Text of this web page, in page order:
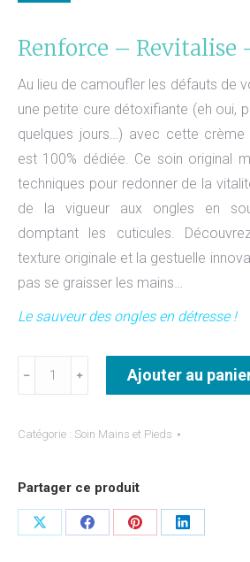
Renforce – Revitalise
Au lieu de camoufler les défauts de
une petite cure détoxifiante (eh oui,
quelques jours…) avec cette crème
est 100% dédiée. Ce soin original
techniques pour redonner de la
de la vigueur aux ongles en
domptant les cuticules.
texture originale et la gestuelle
pas se graisser les mains…
Le sauveur des ongles en détresse !
quantité
pour
déprimés
&
déprimants
﹣ ﹢ Ajouter au
Catégorie : Soin Mains et Pieds
Partager ce produit
PartagerPartagerPartagerPartager